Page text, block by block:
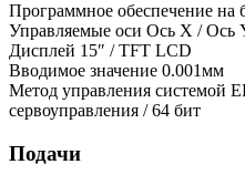
Программное обеспечение на
Управляемые оси Ось X / Ось
Дисплей 15″ / TFT LCD
Вводимое значение 0.001мм
Метод управления системой
сервоуправления / 64 бит
Подачи